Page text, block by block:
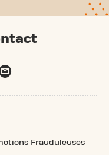
Frauduleuses